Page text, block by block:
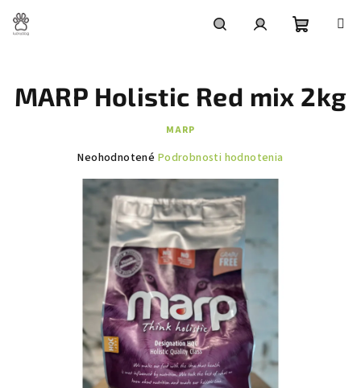
obsah
košík
MARP Holistic Red mix 2kg
MARP
Priemerné
produktu
hviezdičiek.
Neohodnotené Podrobnosti hodnotenia